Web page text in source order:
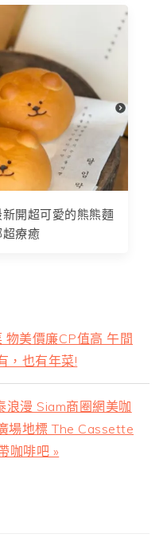
開超可愛的熊熊麵
療癒
物美價廉CP值高 午間
，也有年菜!
浪漫 Siam商圈網美咖
場地標 The Cassette
咖啡吧 »